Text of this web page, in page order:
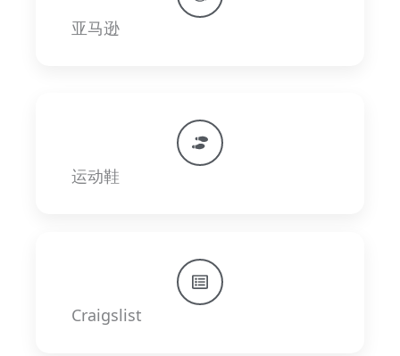
亚马逊
运动鞋
Craigslist